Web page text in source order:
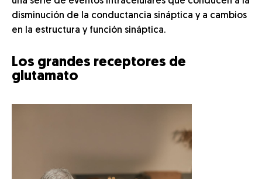
disminución de la conductancia sináptica y a cambios
en la estructura y función sináptica.
Los grandes receptores de
glutamato